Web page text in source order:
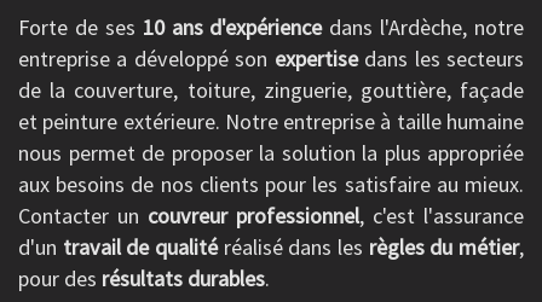
Forte de ses 10 ans d'expériencedans l'Ardèche, notre
entreprise a développé son expertisedans les secteurs
de la couverture, toiture, zinguerie, gouttière, façade
et peinture extérieure. Notre entreprise à taille humaine
nous permet de proposer la solution la plus appropriée
aux besoins de nos clients pour les satisfaire au mieux.
Contacter un couvreur professionnel, c'est l'assurance
d'un travail de qualitéréalisé dans les règles du métier,
pour des résultats durables.